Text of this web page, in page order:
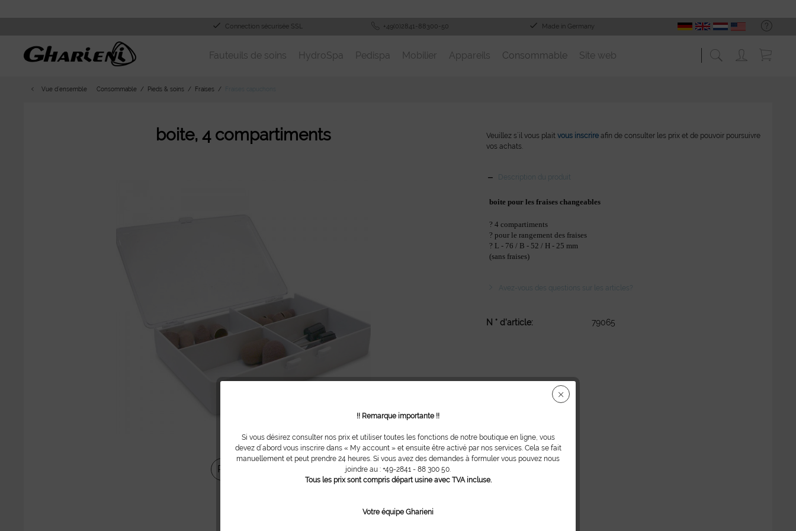
Connection sécurisée SSL +49(0)2841-88300-50 Made in Germany
Fauteuils de soins HydroSpa Pedispa Mobilier Appareils Consommable Site web
Vue d´ensemble Consommable Pieds & soins Fraises
boite, 4 compartiments
Partager
Veuillez s´il vous plaitvous inscrire afin de consulter les prix et de pouvoir poursuivre
vos achats.
Description du produit
boite pour les fraises changeables
? 4 compartiments
? pour le rangement des fraises
? L - 76 / B - 52 / H - 25 mm
(sans fraises)
Avez-vous des questions sur les articles?
N ° d'article: 79065
!! Remarque importante !!
Si vous désirez consulter nos prix et utiliser toutes les fonctions de notre boutique en ligne, vous
devez d´abord vous inscrire dans « My account » et ensuite être activé par nos services. Cela se fait
manuellement et peut prendre 24 heures. Si vous avez des demandes à formuler vous pouvez nous
joindre au : +49-2841 - 88 300 50.
Tous les prix sont compris départ usine avec TVA incluse.
Votre équipe Gharieni